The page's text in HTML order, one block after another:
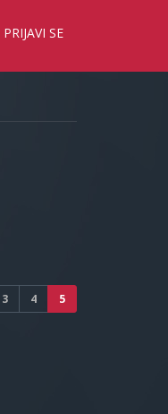
PRIJAVI SE
3 4 5